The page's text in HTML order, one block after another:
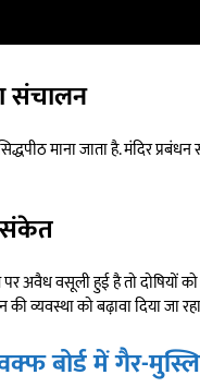
संचालन
माना जाता है. मंदिर
संकेत
पर अवैध वसूली हुई है तो
व्यवस्था को बढ़ावा दिया जा
बोर्ड में गैर-